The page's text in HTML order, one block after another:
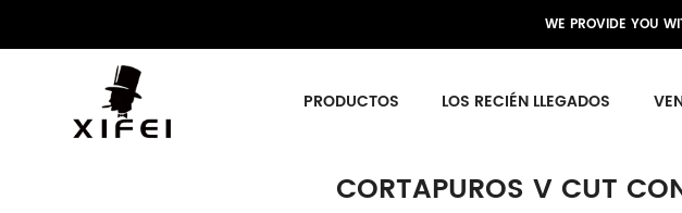
WE PROVIDE YOU
PRODUCTOS LOS RECIÉN LLEGADOS
CORTAPUROS V CUT